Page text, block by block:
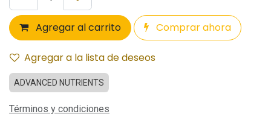
Agregar al carrito Comprar ahora
Agregar a la lista de deseos
ADVANCED NUTRIENTS
Términos y condiciones